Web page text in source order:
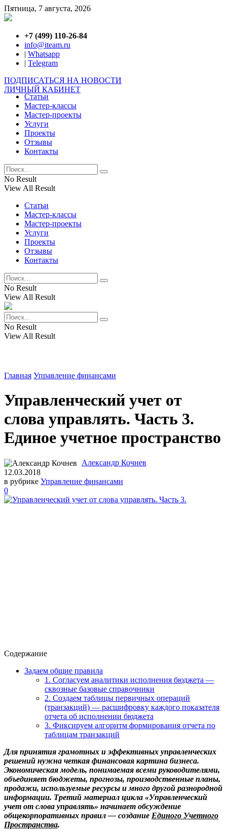
Пятница, 7 августа, 2026
+7 (499) 110-26-84
info@iteam.ru
| Whatsapp
| Telegram
ПОДПИСАТЬСЯ НА НОВОСТИ
ЛИЧНЫЙ КАБИНЕТ
Статьи
Мастер-классы
Мастер-проекты
Услуги
Проекты
Отзывы
Контакты
No Result
View All Result
Статьи
Мастер-классы
Мастер-проекты
Услуги
Проекты
Отзывы
Контакты
No Result
View All Result
No Result
View All Result
Главная Управление финансами
Управленческий учет от
слова управлять. Часть 3.
Единое учетное пространство
Александр Кочнев
12.03.2018
в рубрике Управление финансами
0
Содержание
Задаем общие правила
1. Согласуем аналитики исполнения бюджета —
сквозные базовые справочники
2. Создаем таблицы первичных операций
(транзакций) — расшифровку каждого показателя
отчета об исполнении бюджета
3. Фиксируем алгоритм формирования отчета по
таблицам транзакций
Для принятия грамотных и эффективных управленческих
решений нужна четкая финансовая картина бизнеса.
Экономическая модель, понимаемая всеми руководителями,
объединяет бюджеты, прогнозы, производственные планы,
продажи, используемые ресурсы и много другой разнородной
информации. Третий материал цикла «Управленческий
учет от слова управлять» начинает обсуждение
общекорпоративных правил — создание Единого Учетного
Пространства.